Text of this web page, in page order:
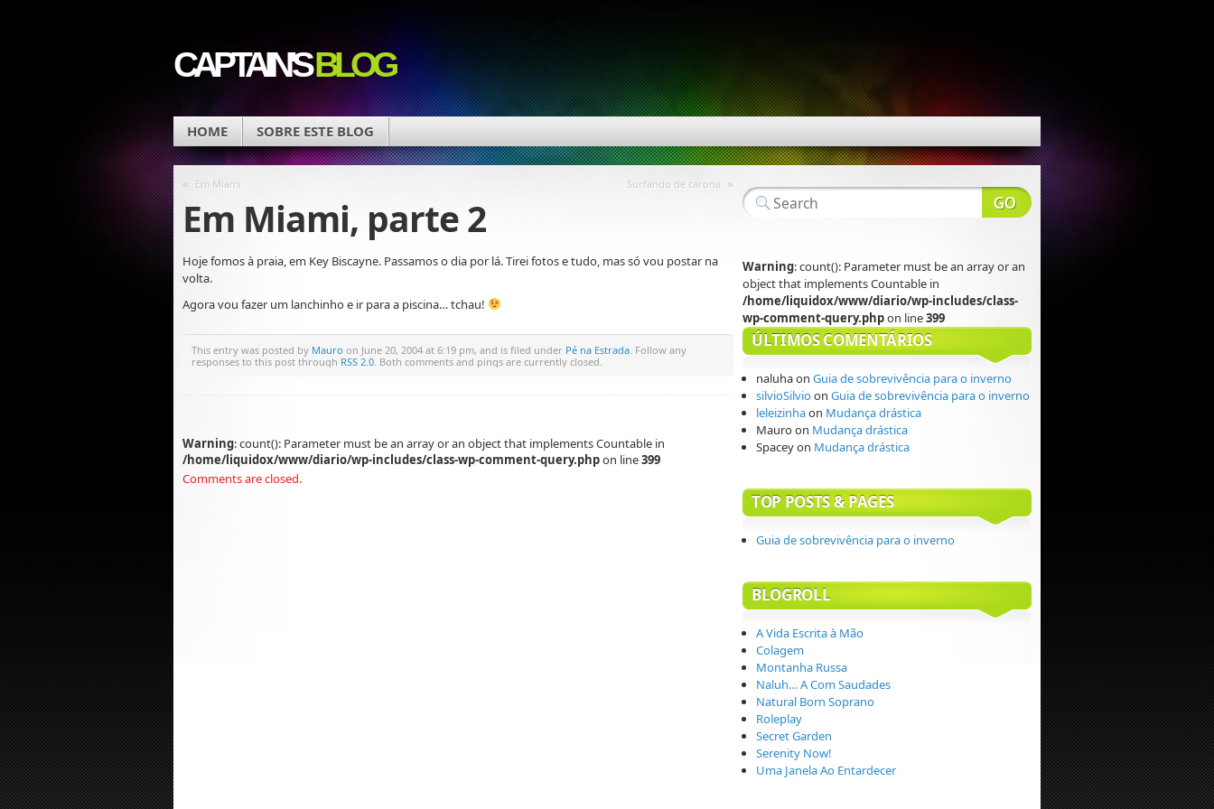
CAPTAIN'SBLOG
HOME SOBRE ESTE BLOG
« Em Miami Surfando de carona »
Em Miami, parte 2
Hoje fomos à praia, em Key Biscayne. Passamos o dia por lá. Tirei fotos e tudo, mas só vou postar na
volta.
Agora vou fazer um lanchinho e ir para a piscina… tchau!
This entry was posted by Mauro on June 20, 2004 at 6:19 pm, and is filed under Pé na Estrada . Follow any
responses to this post through RSS 2.0 . Both comments and pings are currently closed.
Warning: count(): Parameter must be an array or an object that implements Countable in
/home/liquidox/www/diario/wp-includes/class-wp-comment-query.phpon line399
Comments are closed.
Warning: count(): Parameter must be an array or an
object that implements Countable in
/home/liquidox/www/diario/wp-includes/class-
wp-comment-query.phpon line399
ÚLTIMOS COMENTÁRIOS
naluhaon Guia de sobrevivência para o inverno
silvioSilvioon Guia de sobrevivência para o inverno
leleizinhaon Mudança drástica
Mauroon Mudança drástica
Spaceyon Mudança drástica
TOP POSTS & PAGES
Guia de sobrevivência para o inverno
BLOGROLL
A Vida Escrita à Mão
Colagem
Montanha Russa
Naluh… A Com Saudades
Natural Born Soprano
Roleplay
Secret Garden
Serenity Now!
Uma Janela Ao Entardecer